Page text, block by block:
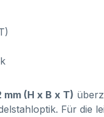
(H x B x T)
Für die